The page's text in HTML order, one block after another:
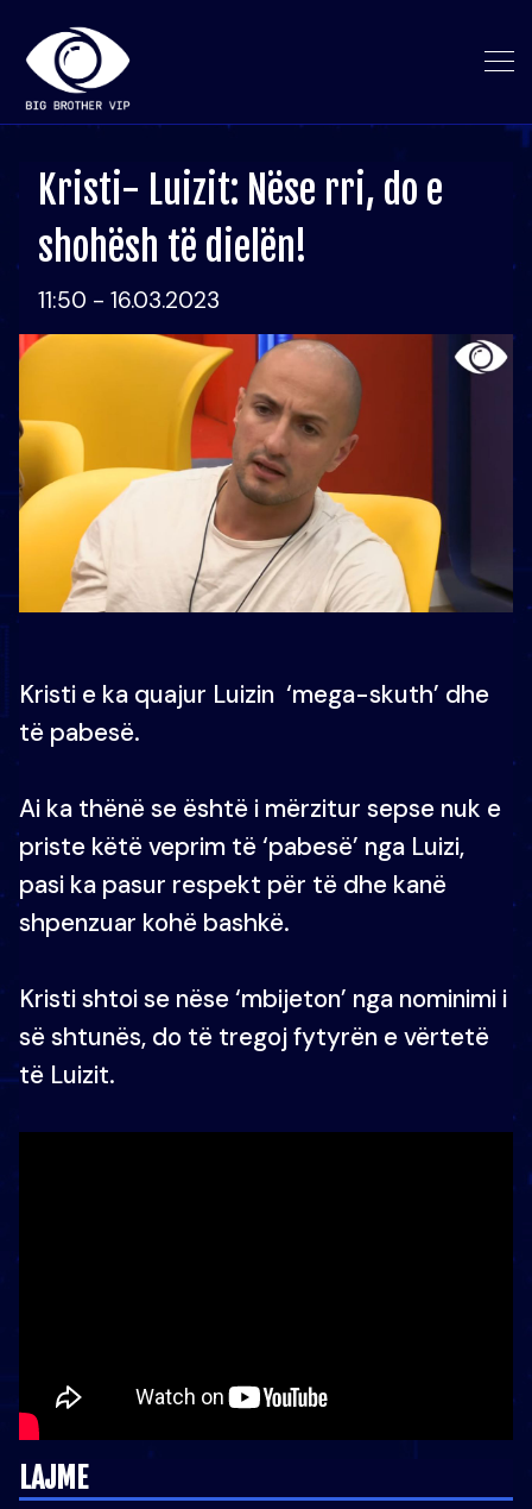
Kristi- Luizit: Nëse rri, do e
shohësh të dielën!
11:50 - 16.03.2023
Kristi e ka quajur Luizin ‘mega-skuth’ dhe
të pabesë.
Ai ka thënë se është i mërzitur sepse nuk e
priste këtë veprim të ‘pabesë’ nga Luizi,
pasi ka pasur respekt për të dhe kanë
shpenzuar kohë bashkë.
Kristi shtoi se nëse ‘mbijeton’ nga nominimi i
së shtunës, do të tregoj fytyrën e vërtetë
të Luizit.
LAJME